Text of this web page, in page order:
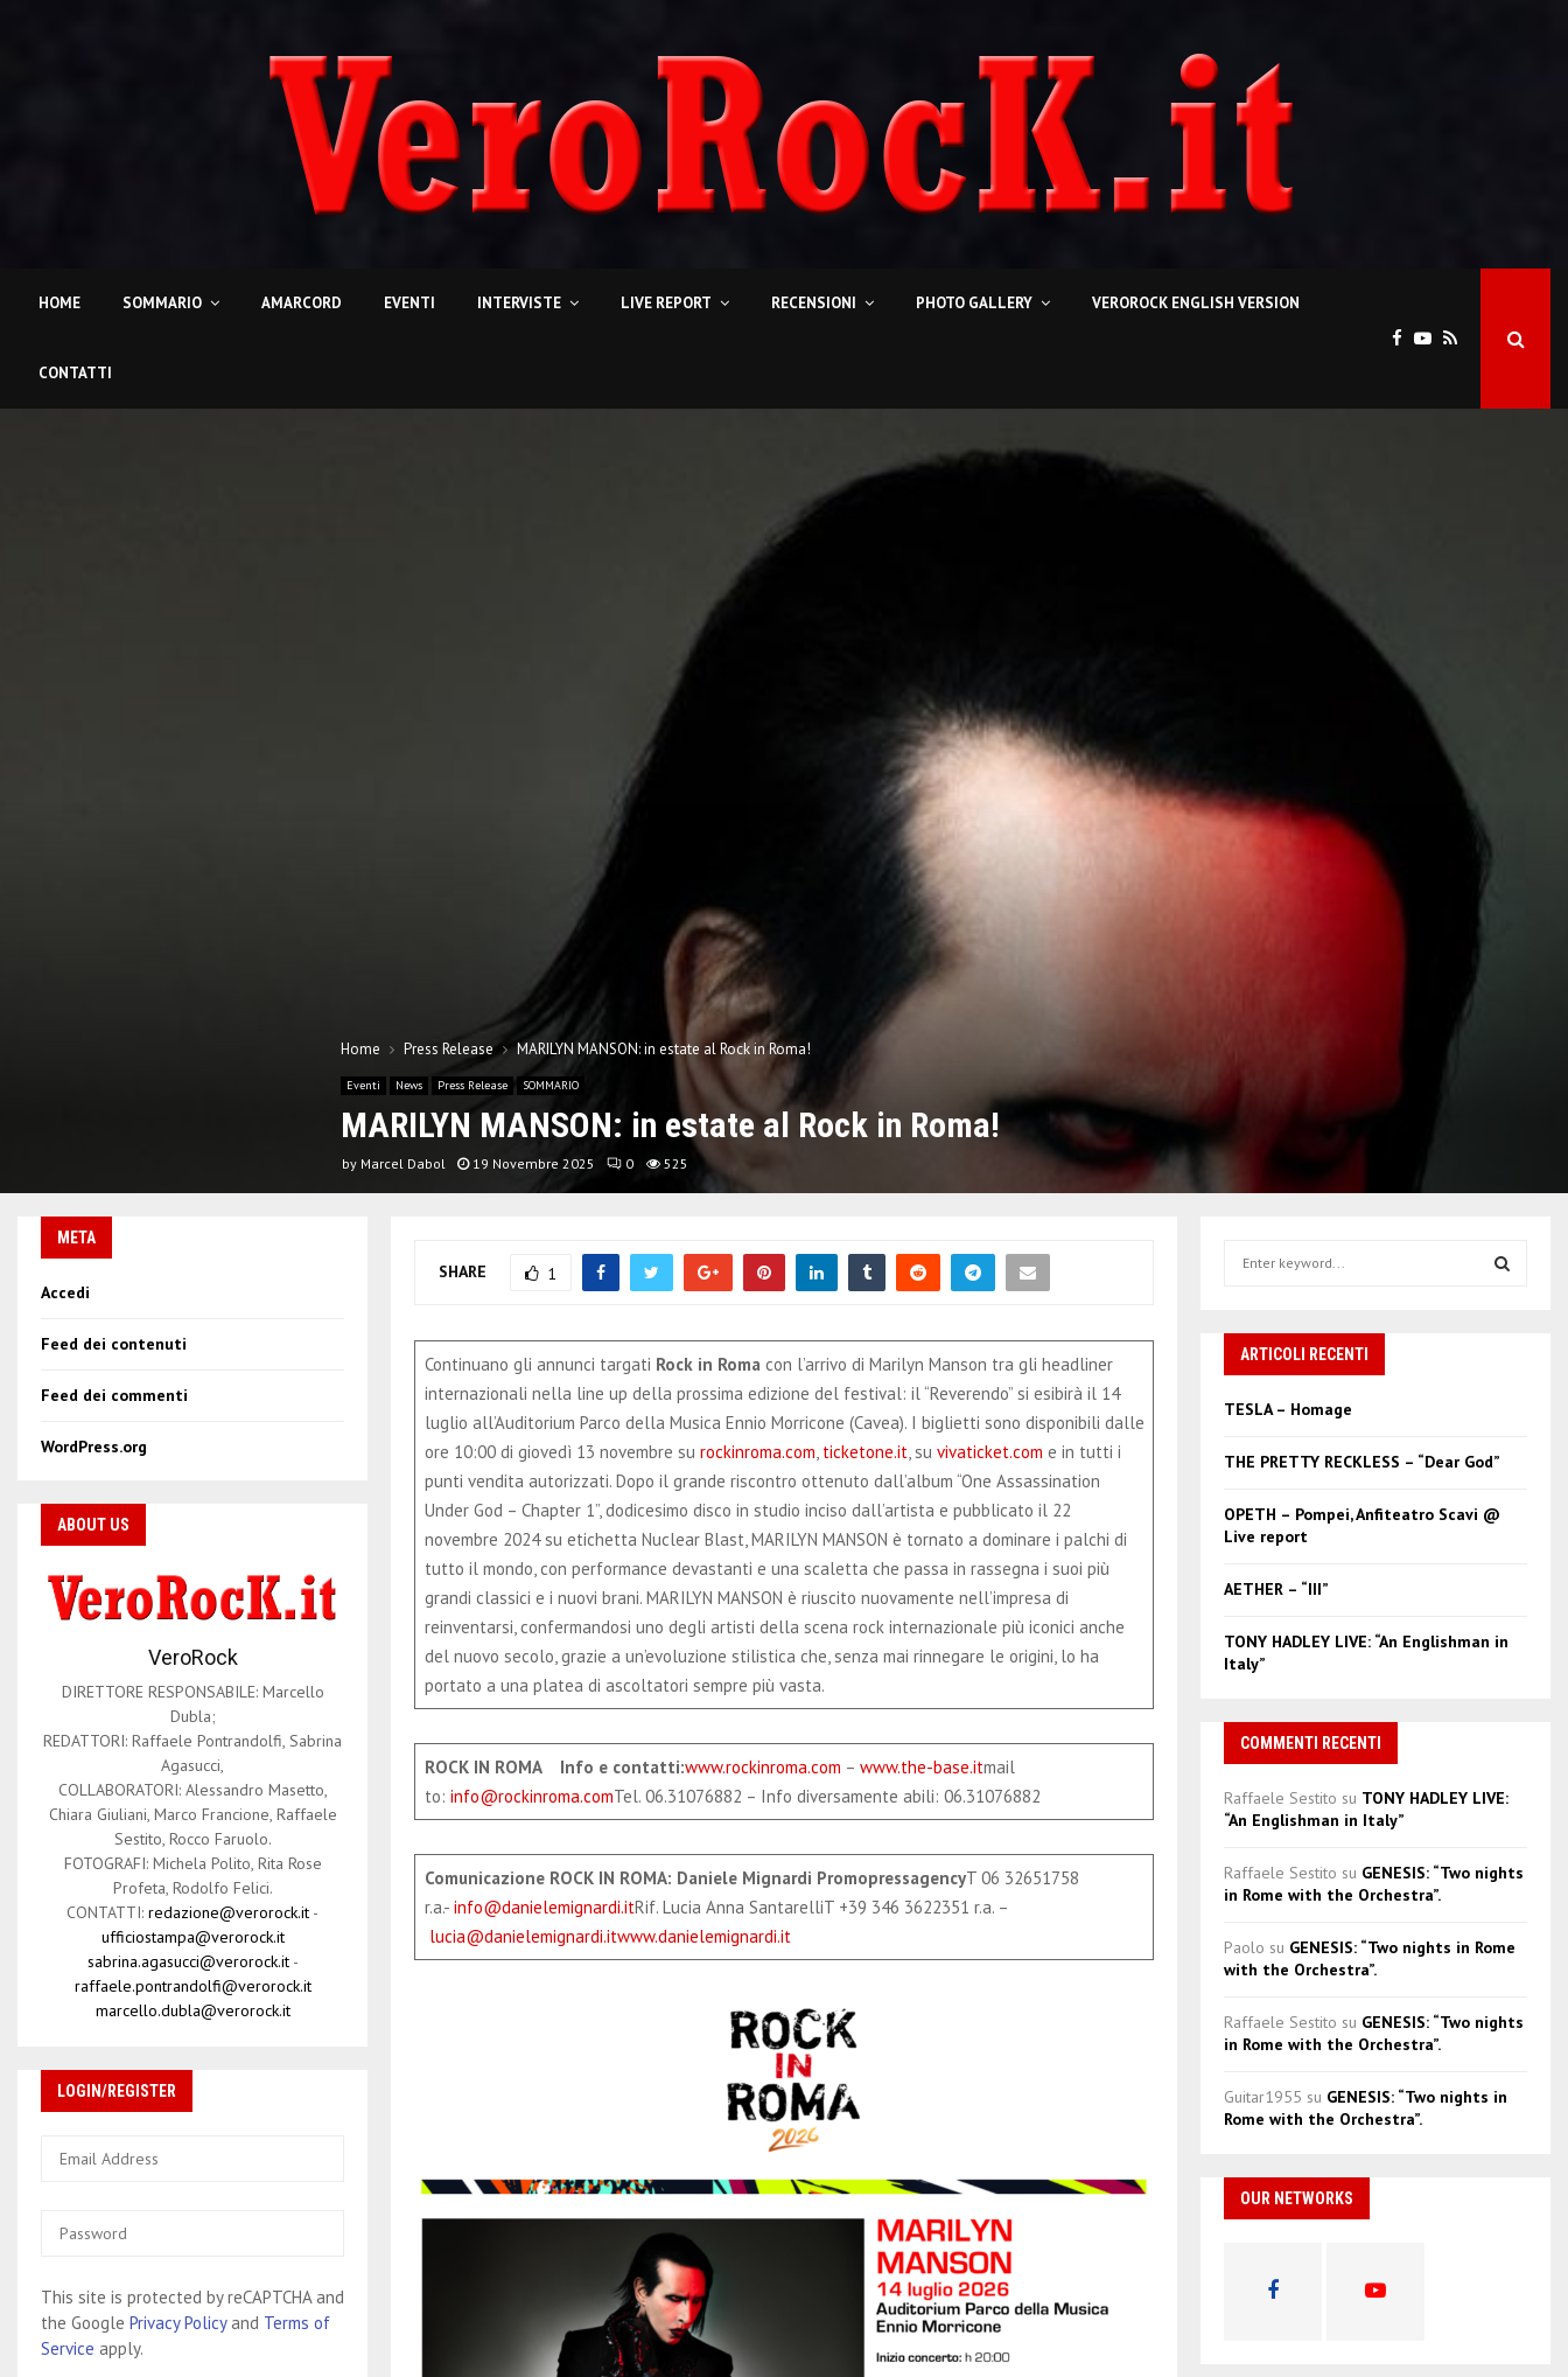
HOME SOMMARIO AMARCORD EVENTI INTERVISTE LIVE REPORT RECENSIONI PHOTO GALLERY VEROROCK ENGLISH VERSION
CONTATTI
Home Press Release MARILYN MANSON: in estate al Rock in Roma!
Eventi News Press Release SOMMARIO
MARILYN MANSON: in estate al Rock in Roma!
by Marcel Dabol 19 Novembre 2025 0 525
SHARE 1
Continuano gli annunci targati Rock in Roma con l’arrivo di Marilyn Manson tra gli headliner
internazionali nella line up della prossima edizione del festival: il “Reverendo” si esibirà il 14
luglio all’Auditorium Parco della Musica Ennio Morricone (Cavea). I biglietti sono disponibili dalle
ore 10:00 di giovedì 13 novembre su rockinroma.com ticketone.it , su vivaticket.com e in tutti i
punti vendita autorizzati. Dopo il grande riscontro ottenuto dall’album “One Assassination
Under God – Chapter 1”, dodicesimo disco in studio inciso dall’artista e pubblicato il 22
novembre 2024 su etichetta Nuclear Blast, MARILYN MANSON è tornato a dominare i palchi di
tutto il mondo, con performance devastanti e una scaletta che passa in rassegna i suoi più
grandi classici e i nuovi brani. MARILYN MANSON è riuscito nuovamente nell’impresa di
reinventarsi, confermandosi uno degli artisti della scena rock internazionale più iconici anche
del nuovo secolo, grazie a un’evoluzione stilistica che, senza mai rinnegare le origini, lo ha
portato a una platea di ascoltatori sempre più vasta.
ROCK IN ROMA Info e contatti:www.rockinroma.com – www.the-base.itmail
to: info@rockinroma.comTel. 06.31076882 – Info diversamente abili: 06.31076882
Comunicazione ROCK IN ROMA: Daniele Mignardi PromopressagencyT 06 32651758
r.a.- info@danielemignardi.itRif. Lucia Anna SantarelliT +39 346 3622351 r.a. –
lucia@danielemignardi.itwww.danielemignardi.it
META
Accedi
Feed dei contenuti
Feed dei commenti
WordPress.org
ABOUT US
VeroRock
DIRETTORE RESPONSABILE: Marcello
Dubla;
REDATTORI: Raffaele Pontrandolfi, Sabrina
Agasucci,
COLLABORATORI: Alessandro Masetto,
Chiara Giuliani, Marco Francione, Raffaele
Sestito, Rocco Faruolo.
FOTOGRAFI: Michela Polito, Rita Rose
Profeta, Rodolfo Felici.
CONTATTI: redazione@verorock.it -
ufficiostampa@verorock.it
sabrina.agasucci@verorock.it-
raffaele.pontrandolfi@verorock.it
marcello.dubla@verorock.it
LOGIN/REGISTER
This site is protected by reCAPTCHA and
the Google Privacy Policyand Terms of
Service apply.
h
f
ARTICOLI RECENTI
TESLA – Homage
THE PRETTY RECKLESS – “Dear God”
OPETH – Pompei, Anfiteatro Scavi @
Live report
AETHER – “III”
TONY HADLEY LIVE: “An Englishman in
Italy”
COMMENTI RECENTI
Raffaele Sestito su TONY HADLEY LIVE:
“An Englishman in Italy”
Raffaele Sestito su GENESIS: “Two nights
in Rome with the Orchestra”.
Paolo su GENESIS: “Two nights in Rome
with the Orchestra”.
Raffaele Sestito su GENESIS: “Two nights
in Rome with the Orchestra”.
Guitar1955 su GENESIS: “Two nights in
Rome with the Orchestra”.
OUR NETWORKS